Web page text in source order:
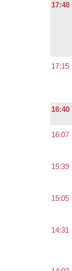
17:48
17:15
16:40
16:07
15:39
15:05
14:31